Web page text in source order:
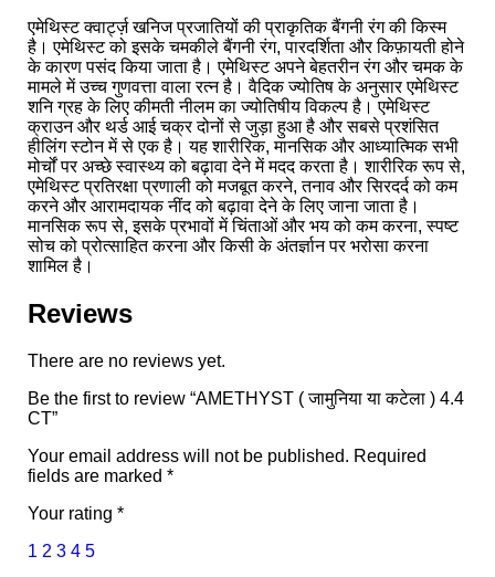
एमेथिस्ट क्वार्ट्ज़ खनिज प्रजातियों की प्राकृतिक बैंगनी रंग की किस्म
है। एमेथिस्ट को इसके चमकीले बैंगनी रंग, पारदर्शिता और किफ़ायती होने
के कारण पसंद किया जाता है। एमेथिस्ट अपने बेहतरीन रंग और चमक के
मामले में उच्च गुणवत्ता वाला रत्न है। वैदिक ज्योतिष के अनुसार एमेथिस्ट
शनि ग्रह के लिए कीमती नीलम का ज्योतिषीय विकल्प है। एमेथिस्ट
क्राउन और थर्ड आई चक्र दोनों से जुड़ा हुआ है और सबसे प्रशंसित
हीलिंग स्टोन में से एक है। यह शारीरिक, मानसिक और आध्यात्मिक सभी
मोर्चों पर अच्छे स्वास्थ्य को बढ़ावा देने में मदद करता है। शारीरिक रूप से,
एमेथिस्ट प्रतिरक्षा प्रणाली को मजबूत करने, तनाव और सिरदर्द को कम
करने और आरामदायक नींद को बढ़ावा देने के लिए जाना जाता है।
मानसिक रूप से, इसके प्रभावों में चिंताओं और भय को कम करना, स्पष्ट
सोच को प्रोत्साहित करना और किसी के अंतर्ज्ञान पर भरोसा करना
शामिल है।
Reviews
There are no reviews yet.
Be the first to review “AMETHYST ( जामुनिया या कटेला ) 4.4
CT”
Your email address will not be published. Required
fields are marked *
Your rating *
1 2 3 4 5